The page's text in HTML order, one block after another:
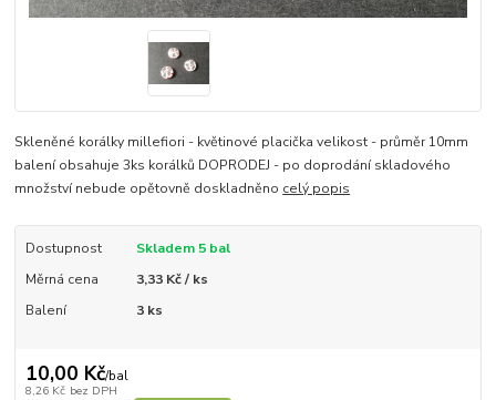
Skleněné korálky millefiori - květinové placička velikost - průměr 10mm
balení obsahuje 3ks korálků DOPRODEJ - po doprodání skladového
množství nebude opětovně doskladněno celý popis
Dostupnost
Skladem 5 bal
Měrná cena
3,33 Kč / ks
Balení
3 ks
10,00 Kč/bal
8,26 Kč bez DPH